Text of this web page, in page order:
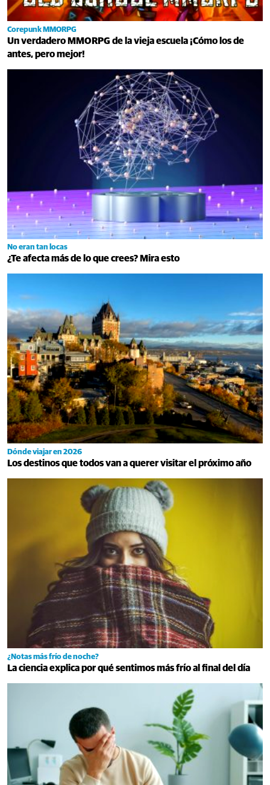
Corepunk MMORPG
Un verdadero MMORPG de la vieja escuela ¡Cómo los de
antes, pero mejor!
No eran tan locas
¿Te afecta más de lo que crees? Mira esto
Dónde viajar en 2026
Los destinos que todos van a querer visitar el próximo año
¿Notas más frío de noche?
La ciencia explica por qué sentimos más frío al final del día